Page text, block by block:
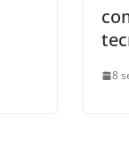
8